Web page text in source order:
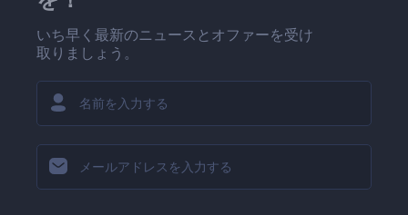
いち早く最新のニュースとオファーを受け
取りましょう。